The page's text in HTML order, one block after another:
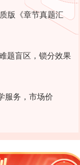
版《章节真题汇
题盲区，锁分效果
服务，市场价